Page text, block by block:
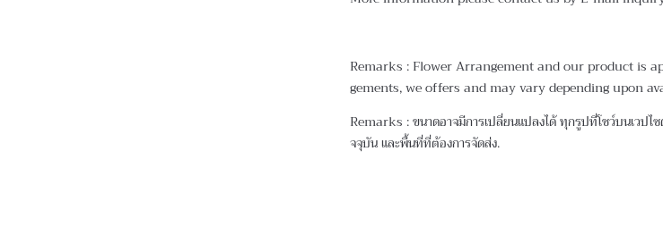
Remarks : Flower Arrangement and our product is
gements, we offers and may vary depending upon
Remarks : ขนาดอาจมีการเปลี่ยนแปลงได้ ทุกรูปที่โชว์บนเวป
จจุบัน และพื้นที่ที่ต้องการจัดส่ง.